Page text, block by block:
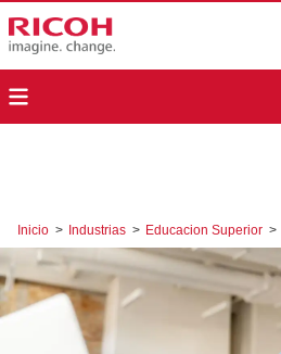
Inicio > Industrias > Educacion Superior >